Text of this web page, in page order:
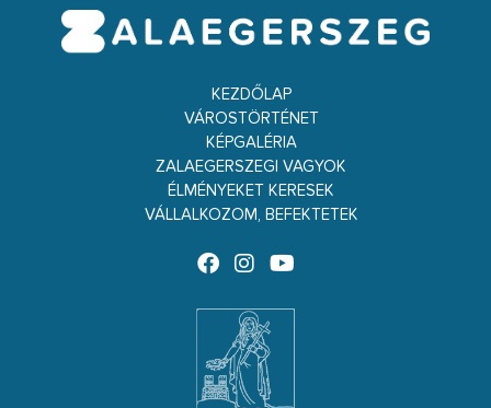
KEZDŐLAP
VÁROSTÖRTÉNET
KÉPGALÉRIA
ZALAEGERSZEGI VAGYOK
ÉLMÉNYEKET KERESEK
VÁLLALKOZOM, BEFEKTETEK